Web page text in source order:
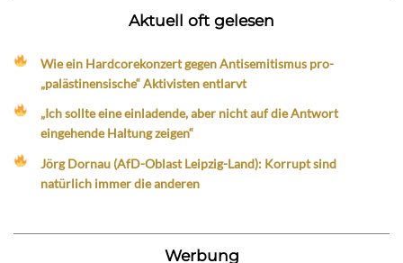
Aktuell oft gelesen
Wie ein Hardcorekonzert gegen Antisemitismus pro-
„palästinensische“ Aktivisten entlarvt
„Ich sollte eine einladende, aber nicht auf die Antwort
eingehende Haltung zeigen“
Jörg Dornau (AfD-Oblast Leipzig-Land): Korrupt sind
natürlich immer die anderen
Werbung